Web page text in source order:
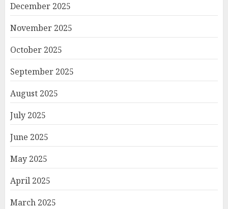
December 2025
November 2025
October 2025
September 2025
August 2025
July 2025
June 2025
May 2025
April 2025
March 2025